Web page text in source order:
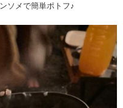
ソメで簡単ポトフ♪